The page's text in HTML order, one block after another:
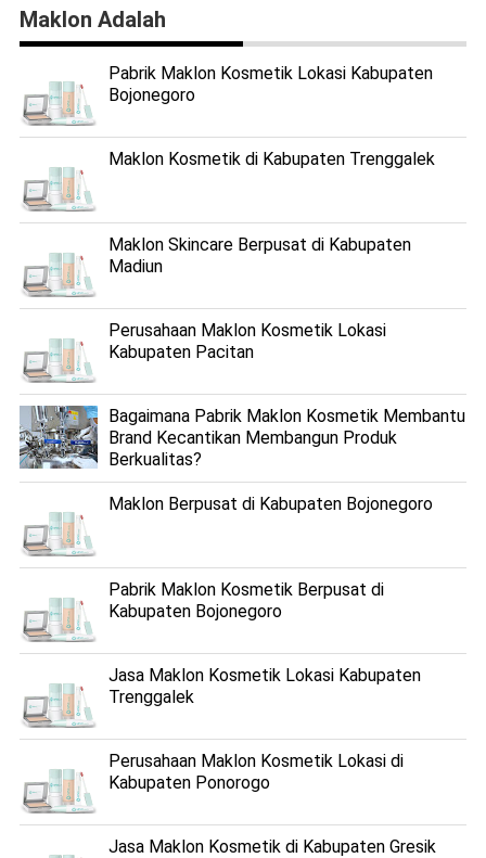
Maklon Adalah
Pabrik Maklon Kosmetik Lokasi Kabupaten
Bojonegoro
Maklon Kosmetik di Kabupaten Trenggalek
Maklon Skincare Berpusat di Kabupaten
Madiun
Perusahaan Maklon Kosmetik Lokasi
Kabupaten Pacitan
Bagaimana Pabrik Maklon Kosmetik Membantu
Brand Kecantikan Membangun Produk
Berkualitas?
Maklon Berpusat di Kabupaten Bojonegoro
Pabrik Maklon Kosmetik Berpusat di
Kabupaten Bojonegoro
Jasa Maklon Kosmetik Lokasi Kabupaten
Trenggalek
Perusahaan Maklon Kosmetik Lokasi di
Kabupaten Ponorogo
Jasa Maklon Kosmetik di Kabupaten Gresik